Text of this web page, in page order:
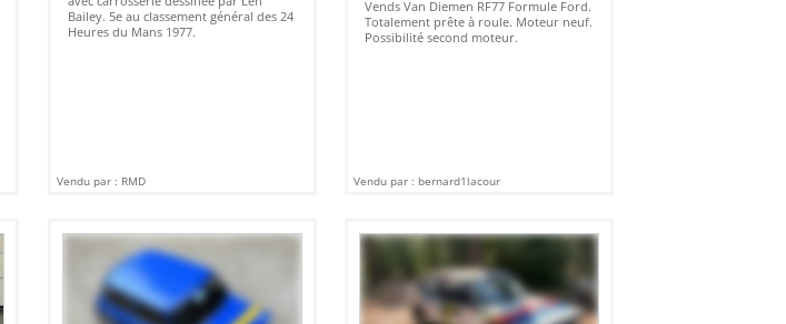
Bailey. 5e au classement général des 24
Heures du Mans 1977.
Vendu par : RMD
Vends Van Diemen RF77 Formule Ford.
Totalement prête à roule. Moteur neuf.
Possibilité second moteur.
Vendu par : bernard1lacour